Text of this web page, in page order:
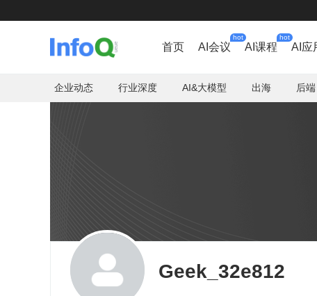
首页 AI会议
hot
AI课程
hot
AI应
企业动态 行业深度 AI&大模型 出海 后端
Geek_32e812